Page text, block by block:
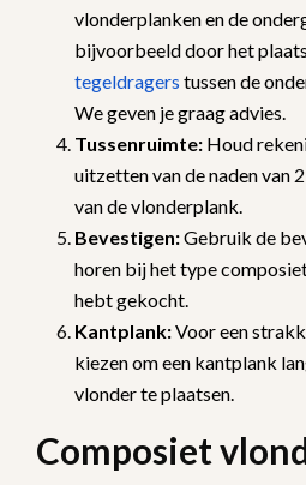
vlonderplanken en de
bijvoorbeeld door het
tegeldragers tussen de
We geven je graag advies.
Tussenruimte: Houd
uitzetten van de naden van
van de vlonderplank.
Bevestigen:Gebruik de
horen bij het type
hebt gekocht.
Kantplank:Voor een
kiezen om een kantplank
vlonder te plaatsen.
Composiet